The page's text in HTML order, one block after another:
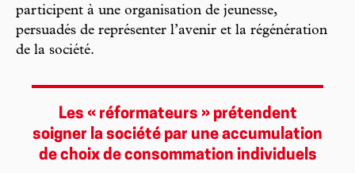
participent à une organisation de jeunesse,
persuadés de représenter l’avenir et la régénération
de la société.
Les « réformateurs » prétendent
soigner la société par une accumulation
de choix de consommation individuels